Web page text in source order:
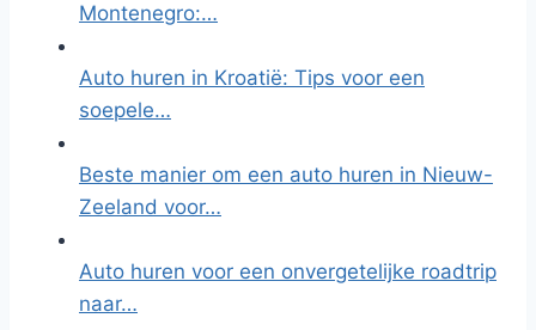
Montenegro:…
Auto huren in Kroatië: Tips voor een
soepele…
Beste manier om een auto huren in Nieuw-
Zeeland voor…
Auto huren voor een onvergetelijke roadtrip
naar…